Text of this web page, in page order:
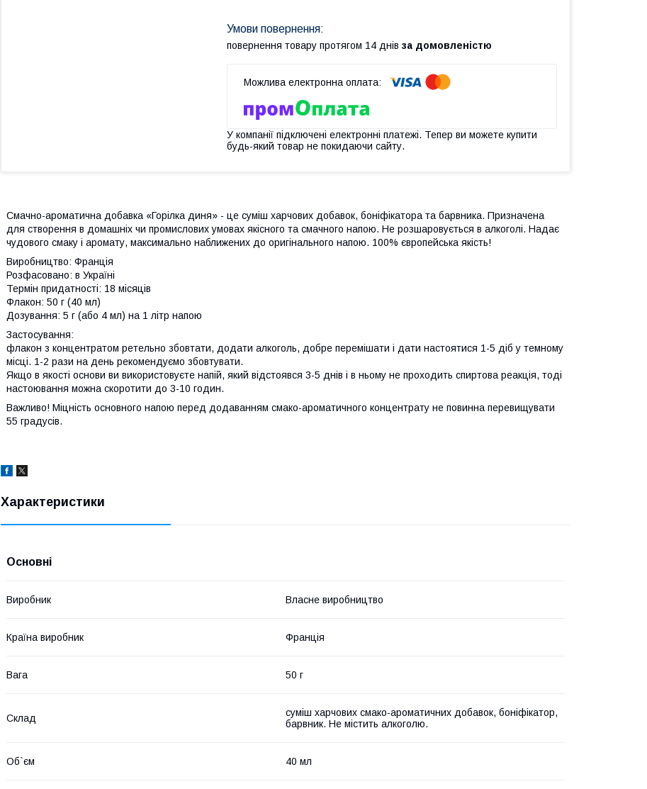
повернення товару протягом 14 днів за домовленістю
У компанії підключені електронні платежі. Тепер ви можете купити
будь-який товар не покидаючи сайту.
Смачно-ароматична добавка «Горілка диня» - це суміш харчових добавок, боніфікатора та барвника. Призначена
для створення в домашніх чи промислових умовах якісного та смачного напою. Не розшаровується в алкоголі. Надає
чудового смаку і аромату, максимально наближених до оригінального напою. 100% європейська якість!
Виробництво: Франція
Розфасовано: в Україні
Термін придатності: 18 місяців
Флакон: 50 г (40 мл)
Дозування: 5 г (або 4 мл) на 1 літр напою
Застосування:
флакон з концентратом ретельно збовтати, додати алкоголь, добре перемішати і дати настоятися 1-5 діб у темному
місці. 1-2 рази на день рекомендуємо збовтувати.
Якщо в якості основи ви використовуєте напій, який відстоявся 3-5 днів і в ньому не проходить спиртова реакція, тоді
настоювання можна скоротити до 3-10 годин.
Важливо! Міцність основного напою перед додаванням смако-ароматичного концентрату не повинна перевищувати
55 градусів.
Характеристики
Основні
Виробник Власне виробництво
Країна виробник Франція
Вага 50 г
Склад
суміш харчових смако-ароматичних добавок, боніфікатор,
барвник. Не містить алкоголю.
Об`єм 40 мл